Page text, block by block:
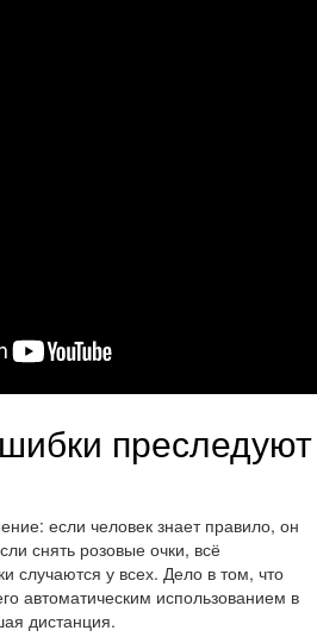
преследуют
если человек знает правило, он
снять розовые очки, всё
случаются у всех. Дело в том, что
автоматическим использованием в
дистанция.